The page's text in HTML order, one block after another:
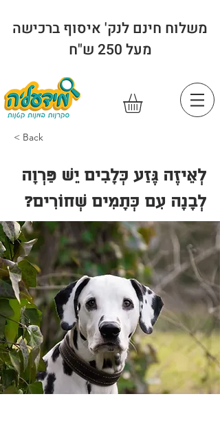
משלוח חינם לנק' איסוף ברכישה
מעל 250 ש"ח
< Back
לְאֵיזֶה גֶּזַע כְּלָבִים יֵשׁ פַּרְוָה
לְבָנָה עִם כְּתָמִים שְׁחוֹרִים?